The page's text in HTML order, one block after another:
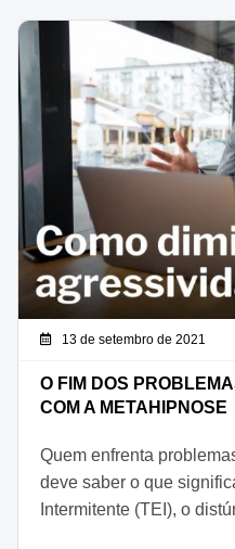
13 de setembro de 2021
O FIM DOS
COM A METAHIPNOSE
Quem enfrenta
deve saber o que
Intermitente (TEI), o